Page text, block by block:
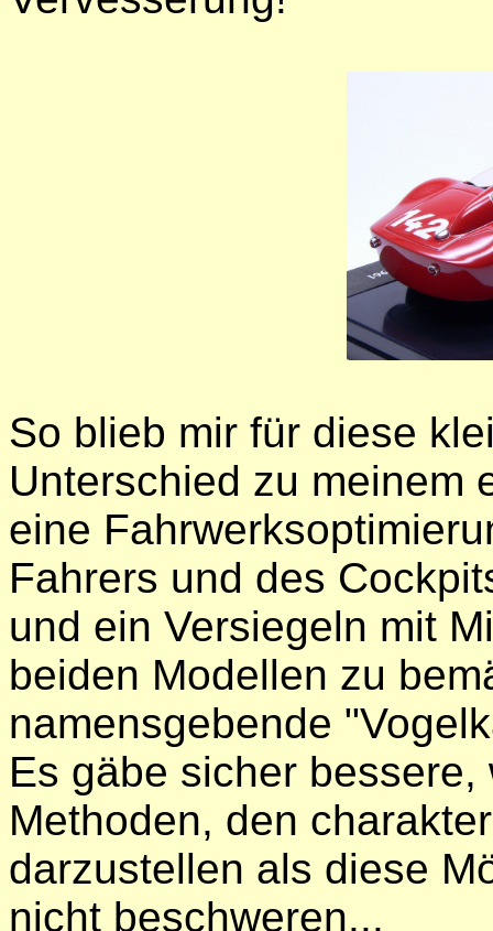
So blieb mir für diese
Unterschied zu meinem
eine
Fahrers und des
und ein Versiegeln mit
beiden Modellen zu
namensgebende
Es gäbe sicher
Methoden, den
darzustellen als diese
nicht beschweren...